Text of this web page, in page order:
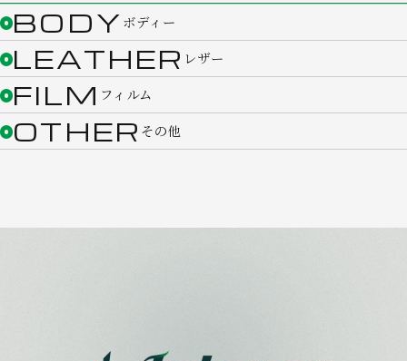
BODY ボディー
LEATHER レザー
FILM フィルム
OTHER その他